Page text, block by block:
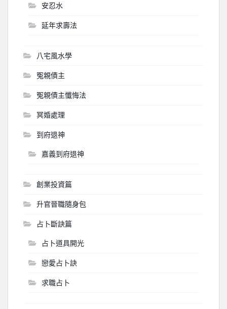
安忍水
延年求壽法
八宅風水學
冤親債主
冤親債主懺悔法
冥婚處理
到府退神
嘉義到府退神
創業投資篇
升官晉職隨身包
占卜斷訣篇
占卜道具開光
戀愛占卜訣
求職占卜